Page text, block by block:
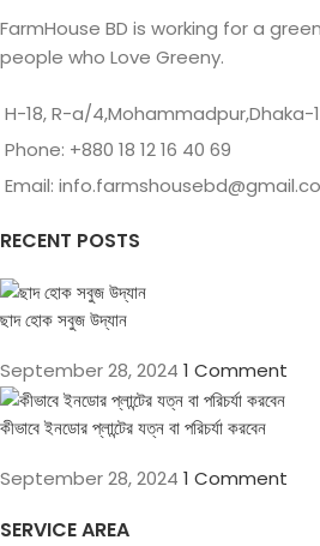
FarmHouse BD is working for a
people who Love Greeny.
H-18, R-a/4,Mohammadpur,Dhaka-
Phone: +880 18 12 16 40 69
Email:
RECENT POSTS
ছাদ হোক সবুজ উদ্যান
September 28, 2024 1 Comment
কীভাবে ইনডোর প্লান্টের যত্ন বা পরিচর্যা করবেন
September 28, 2024 1 Comment
SERVICE AREA